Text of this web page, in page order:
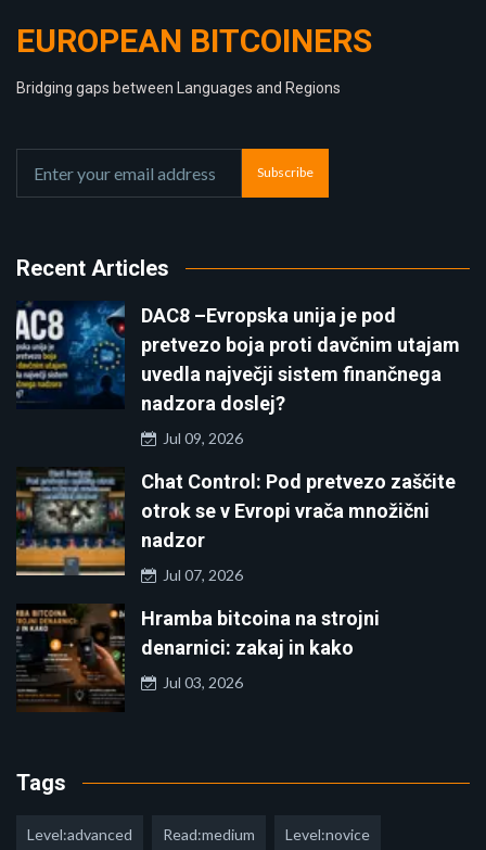
EUROPEAN BITCOINERS
Bridging gaps between Languages and Regions
Subscribe
Recent Articles
DAC8 –Evropska unija je pod
pretvezo boja proti davčnim utajam
uvedla največji sistem finančnega
nadzora doslej?
Jul 09, 2026
Chat Control: Pod pretvezo zaščite
otrok se v Evropi vrača množični
nadzor
Jul 07, 2026
Hramba bitcoina na strojni
denarnici: zakaj in kako
Jul 03, 2026
Tags
Level:advanced Read:medium Level:novice